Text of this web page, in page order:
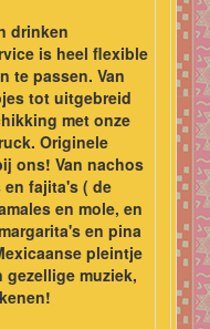
drinken
is heel flexible
te passen. Van
tot uitgebreid
met onze
Originele
ons! Van nachos
en fajita's ( de
en mole, en
en pina
pleintje
muziek,